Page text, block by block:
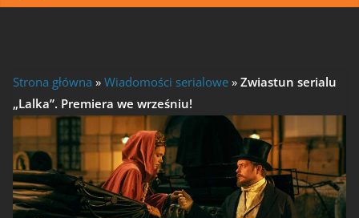
Strona główna » Wiadomości serialowe » Zwiastun serialu
„Lalka”. Premiera we wrześniu!